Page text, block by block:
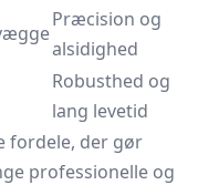
Præcision og
alsidighed
Robusthed og
lang levetid
fordele, der gør
professionelle og